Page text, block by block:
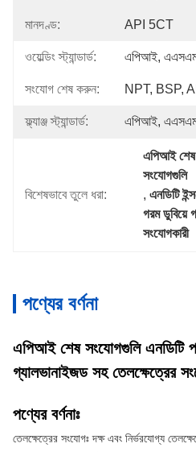
মানদণ্ড: API 5CT
ওয়েল্ডিং স্ট্যান্ডার্ড: এপিআই,
সংযোগ শেষ করুন: NPT, BSP,
ফ্ল্যাঞ্জ স্ট্যান্ডার্ড: এপিআই,
বিশেষভাবে তুলে ধরা:
এপিআই শেষ
সংযোগগুলি
, এনডিটি
গরম ডুবিয়ে
সংযোগকারী
পণ্যের বর্ণনা
এপিআই শেষ সংযোগগুলি এনডিটি
গ্যালভানাইজড সহ তেলক্ষেত্রের
পণ্যের বর্ণনাঃ
তেলক্ষেত্রের সংযোগঃ দক্ষ এবং নির্ভরযোগ্য